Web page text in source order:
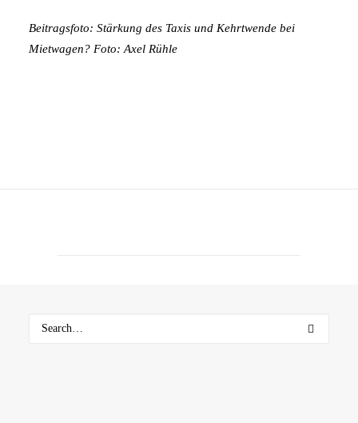
Beitragsfoto: Stärkung des Taxis und Kehrtwende bei
Mietwagen? Foto: Axel Rühle